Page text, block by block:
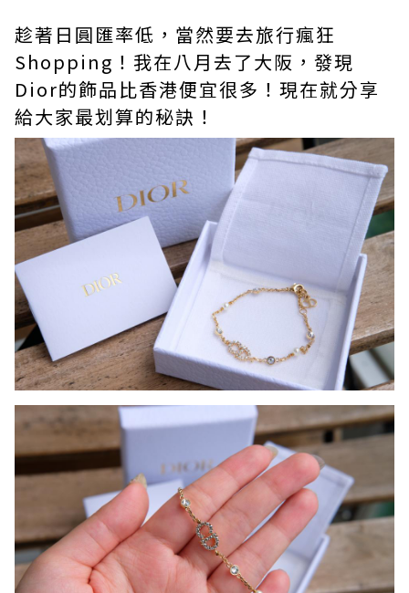
趁著日圓匯率低，當然要去旅行瘋狂
Shopping！我在八月去了大阪，發現
Dior的飾品比香港便宜很多！現在就分享
給大家最划算的秘訣！